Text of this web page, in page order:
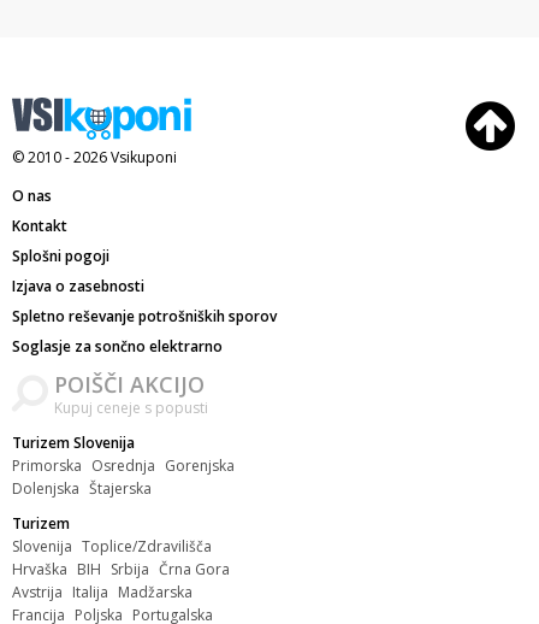
© 2010 - 2026Vsikuponi
O nas
Kontakt
Splošni pogoji
Izjava o zasebnosti
Spletno reševanje potrošniških sporov
Soglasje za sončno elektrarno
POIŠČI AKCIJO
Kupuj ceneje s popusti
Turizem Slovenija
Primorska Osrednja Gorenjska
Dolenjska Štajerska
Turizem
Slovenija Toplice/Zdravilišča
Hrvaška BIH Srbija Črna Gora
Avstrija Italija Madžarska
Francija Poljska Portugalska